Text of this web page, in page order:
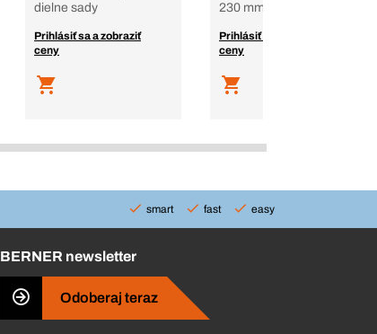
dielne sady
Prihlásiť sa a zobraziť
ceny
230 mm
Prihlásiť sa a zobraziť
ceny
smart fast easy
BERNER newsletter
Odoberaj teraz